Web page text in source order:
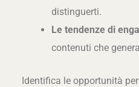
distinguerti.
Le tendenze di
contenuti che
Identifica le opportunità